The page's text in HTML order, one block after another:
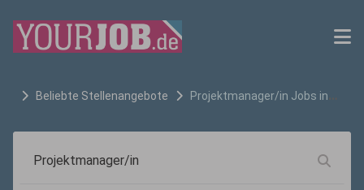
Beliebte Stellenangebote Projektmanager/in Jobs in